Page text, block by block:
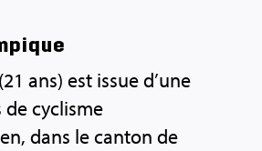
ans) est issue d’une
cyclisme
dans le canton de